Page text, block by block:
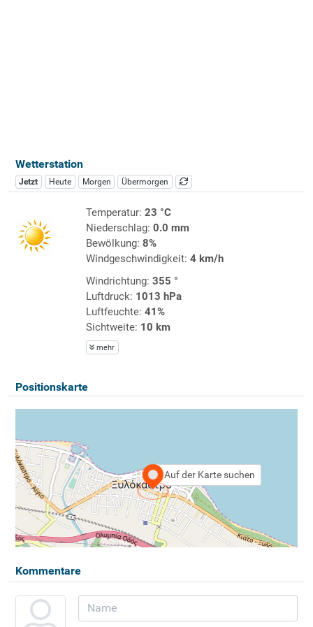
Wetterstation
Jetzt Heute Morgen Übermorgen
Temperatur: 23 °C
Niederschlag: 0.0 mm
Bewölkung: 8%
Windgeschwindigkeit: 4 km/h
Windrichtung: 355 °
Luftdruck: 1013 hPa
Luftfeuchte: 41%
Sichtweite: 10 km
mehr
Positionskarte
Auf der Karte suchen
Kommentare